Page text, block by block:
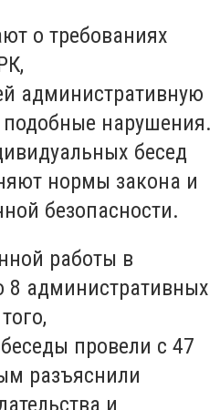
о требованиях
административную
подобные нарушения.
бесед
нормы закона и
безопасности.
работы в
8 административных
провели с 47
разъяснили
и